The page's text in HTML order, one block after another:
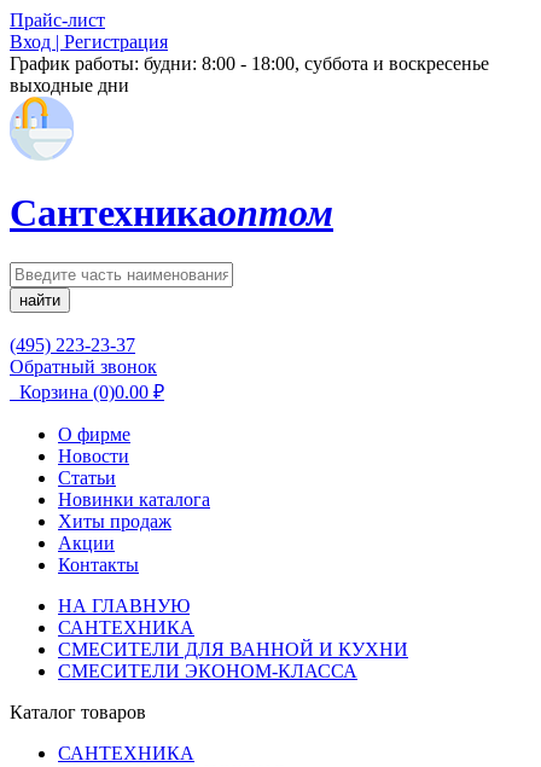
Прайс-лист
Вход | Регистрация
График работы: будни: 8:00 - 18:00, суббота и воскресенье
выходные дни
Сантехникаоптом
найти
(495) 223-23-37
Обратный звонок
Корзина (0)0.00 ₽
О фирме
Новости
Статьи
Новинки каталога
Хиты продаж
Акции
Контакты
НА ГЛАВНУЮ
САНТЕХНИКА
СМЕСИТЕЛИ ДЛЯ ВАННОЙ И КУХНИ
СМЕСИТЕЛИ ЭКОНОМ-КЛАССА
Каталог товаров
САНТЕХНИКА